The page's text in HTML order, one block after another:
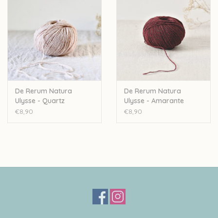
De Rerum Natura
Ulysse - Quartz
€8,90
De Rerum Natura
Ulysse - Amarante
€8,90